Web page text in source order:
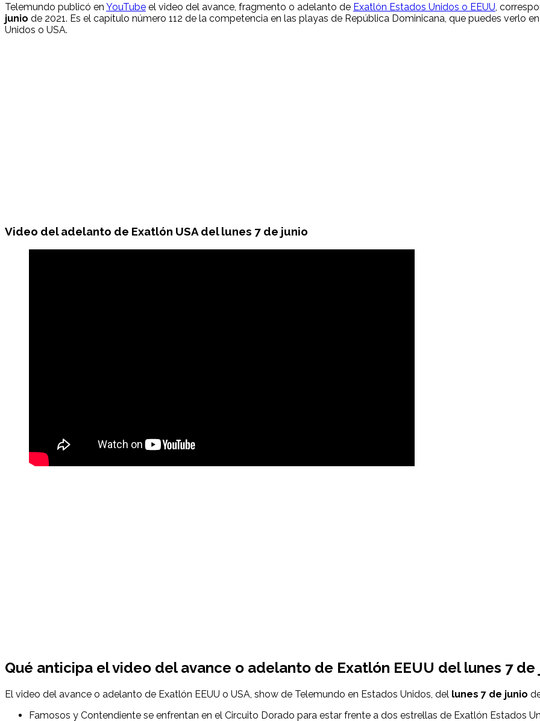
Telemundo publicó en YouTube el video del avance, fragmento o adelanto de Exatlón Estados Unidos o EEUU ,
junio de 2021. Es el capítulo número 112 de la competencia en las playas de República Dominicana, que puedes verlo
Unidos o USA.
Video del adelanto de Exatlón USA dellunes 7 de junio
Qué anticipa el video del avance o adelanto de Exatlón EEUU dellunes 7 de
El video del avance o adelanto de Exatlón EEUU o USA, show de Telemundo en Estados Unidos, del lunes 7 de junio
Famosos y Contendiente se enfrentan en el Circuito Dorado para estar frente a dos estrellas de Exatlón Estados